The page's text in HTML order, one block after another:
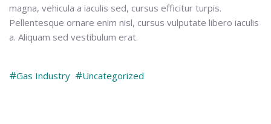
magna, vehicula a iaculis sed, cursus efficitur turpis.
Pellentesque ornare enim nisl, cursus vulputate libero iaculis
a. Aliquam sed vestibulum erat.
Gas Industry Uncategorized